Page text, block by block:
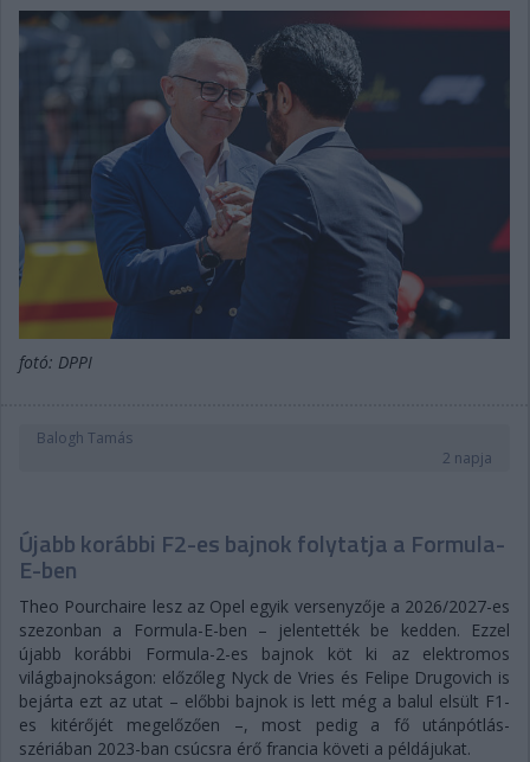
fotó: DPPI
Balogh Tamás
2 napja
Újabb korábbi F2-es bajnok folytatja a Formula-
E-ben
Theo Pourchaire lesz az Opel egyik versenyzője a 2026/2027-es
szezonban a Formula-E-ben – jelentették be kedden. Ezzel
újabb korábbi Formula-2-es bajnok köt ki az elektromos
világbajnokságon: előzőleg Nyck de Vries és Felipe Drugovich is
bejárta ezt az utat – előbbi bajnok is lett még a balul elsült F1-
es kitérőjét megelőzően –, most pedig a fő utánpótlás-
szériában 2023-ban csúcsra érő francia követi a példájukat.